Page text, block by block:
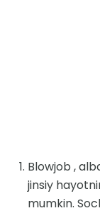
Blowjob ,
jinsiy
mumkin.